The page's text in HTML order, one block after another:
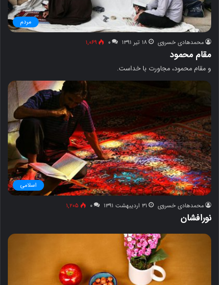
مردم
محمدهادی خسروی ۱۸ تیر ۱۳۹۱ ۰ ۱,۰۶۹
مقام محمود
و مقام محمود، مجاورت با خداست.
اسلامی
محمدهادی خسروی ۳۱ اردیبهشت ۱۳۹۱ ۰ ۱,۲۰۵
نورافشان